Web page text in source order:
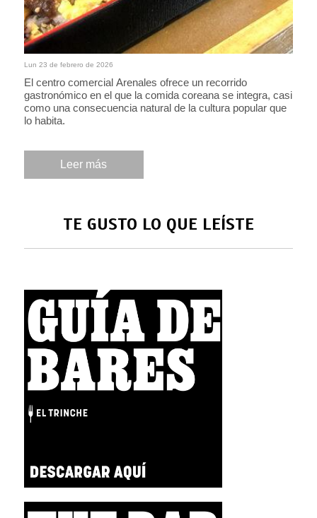
Lun 23 de febrero de 2026
El centro comercial Arenales ofrece un recorrido
gastronómico en el que la comida coreana se integra, casi
como una consecuencia natural de la cultura popular que
lo habita.
Leer más
TE GUSTO LO QUE LEÍSTE